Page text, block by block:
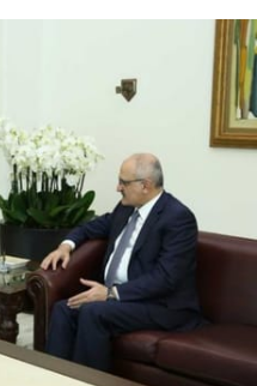
سياسة
إقتصاد
منوعات
كأس العالم
جدول البرامج
شاهد البرامج